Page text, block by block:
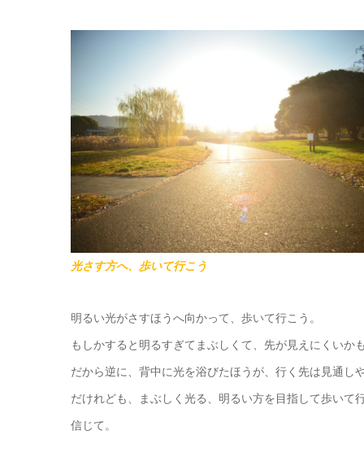
光さす方へ、歩いて行こう
明るい光がさすほうへ向かって、歩いて行こう。
もしかすると明るすぎてまぶしくて、先が見えにくいか
だから逆に、背中に光を浴びたほうが、行く先は見通し
だけれども、まぶしく光る、明るい方を目指して歩い
信じて。